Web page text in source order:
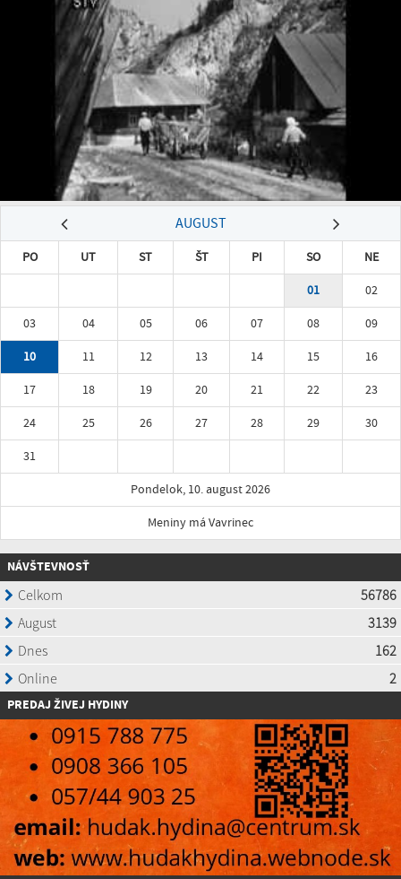
AUGUST
PO UT ST ŠT PI SO
NE
01
02
03
04 05 06 07 08
09
10
11 12 13 14 15
16
17
18 19 20 21 22
23
24
25 26 27 28 29
30
31
Pondelok, 10. august 2026
Meniny má Vavrinec
NÁVŠTEVNOSŤ
PREDAJ ŽIVEJ HYDINY